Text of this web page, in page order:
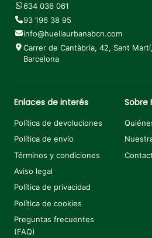
634 036 061
93 196 38 95
info@huellaurbanabcn.com
Carrer de Cantàbria, 42, Sant
Barcelona
Enlaces de interés
Política de devoluciones
Política de envío
Términos y condiciones
Aviso legal
Política de privacidad
Política de cookies
Preguntas frecuentes
(FAQ)
Sobre